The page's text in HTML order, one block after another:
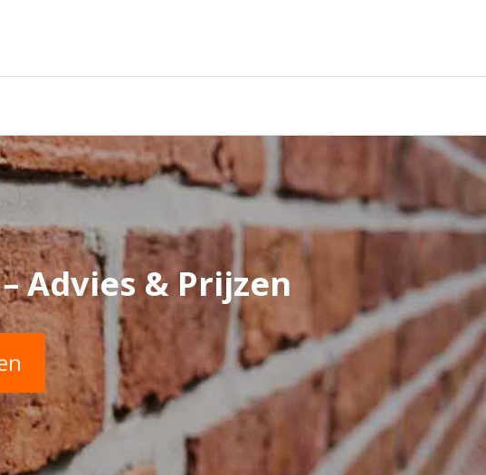
Advies & Prijzen